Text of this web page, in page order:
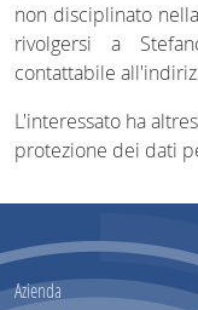
non disciplinato
rivolgersi a
contattabile
L'interessato ha
protezione dei dati
Azienda